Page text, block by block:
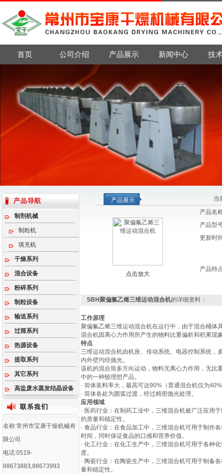
首页 公司介绍 产品展示 新闻中心 技
制剂机械
制粒机
填充机
干燥系列
混合设备
粉碎系列
制粒设备
输送系列
过筛系列
热源设备
提取系列
其它系列
高盐废水蒸发结晶设备
名称:常州市宝康干燥机械有
限公司
电话:0519-
88673883,88673993
产品展示 当
点击放大
产品名
产品型
更新时
产品特
SBH聚偏氟乙烯三维运动混合机的详细资料：
工作原理
聚偏氟乙烯三维运动混合机在运行中，由于混合桶体
混合机因离心力作用所产生的物料比重偏析和积累现
特点
三维运动混合机由机座、传动系统、电器控制系统，
内外壁均经抛光。
该机的混合筒多方向运动，物料无离心力作用，无
中的一种较理想产品。
· 筒体装料率大，最高可达90%（普通混合机仅为
· 筒体各处为圆弧过渡，经过精密抛光处理。
应用领域
· 医药行业：在制药工业中，三维混合机被广泛应用
的质量和稳定性。
· 食品行业：在食品加工中，三维混合机可用于制作
时间，同时保证食品的口感和营养价值。
· 化工行业：在化工生产中，三维混合机可用于各种
度。
· 陶瓷行业：在陶瓷生产中，三维混合机可用于制备
量和稳定性。